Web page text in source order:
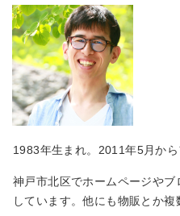
1983年生まれ。2011年5月から
神戸市北区でホームページや
しています。他にも物販とか複